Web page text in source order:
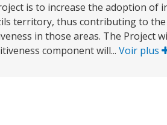
is to increase the adoption of
territory, thus contributing to
in those areas. The Project
component will... Voir plus